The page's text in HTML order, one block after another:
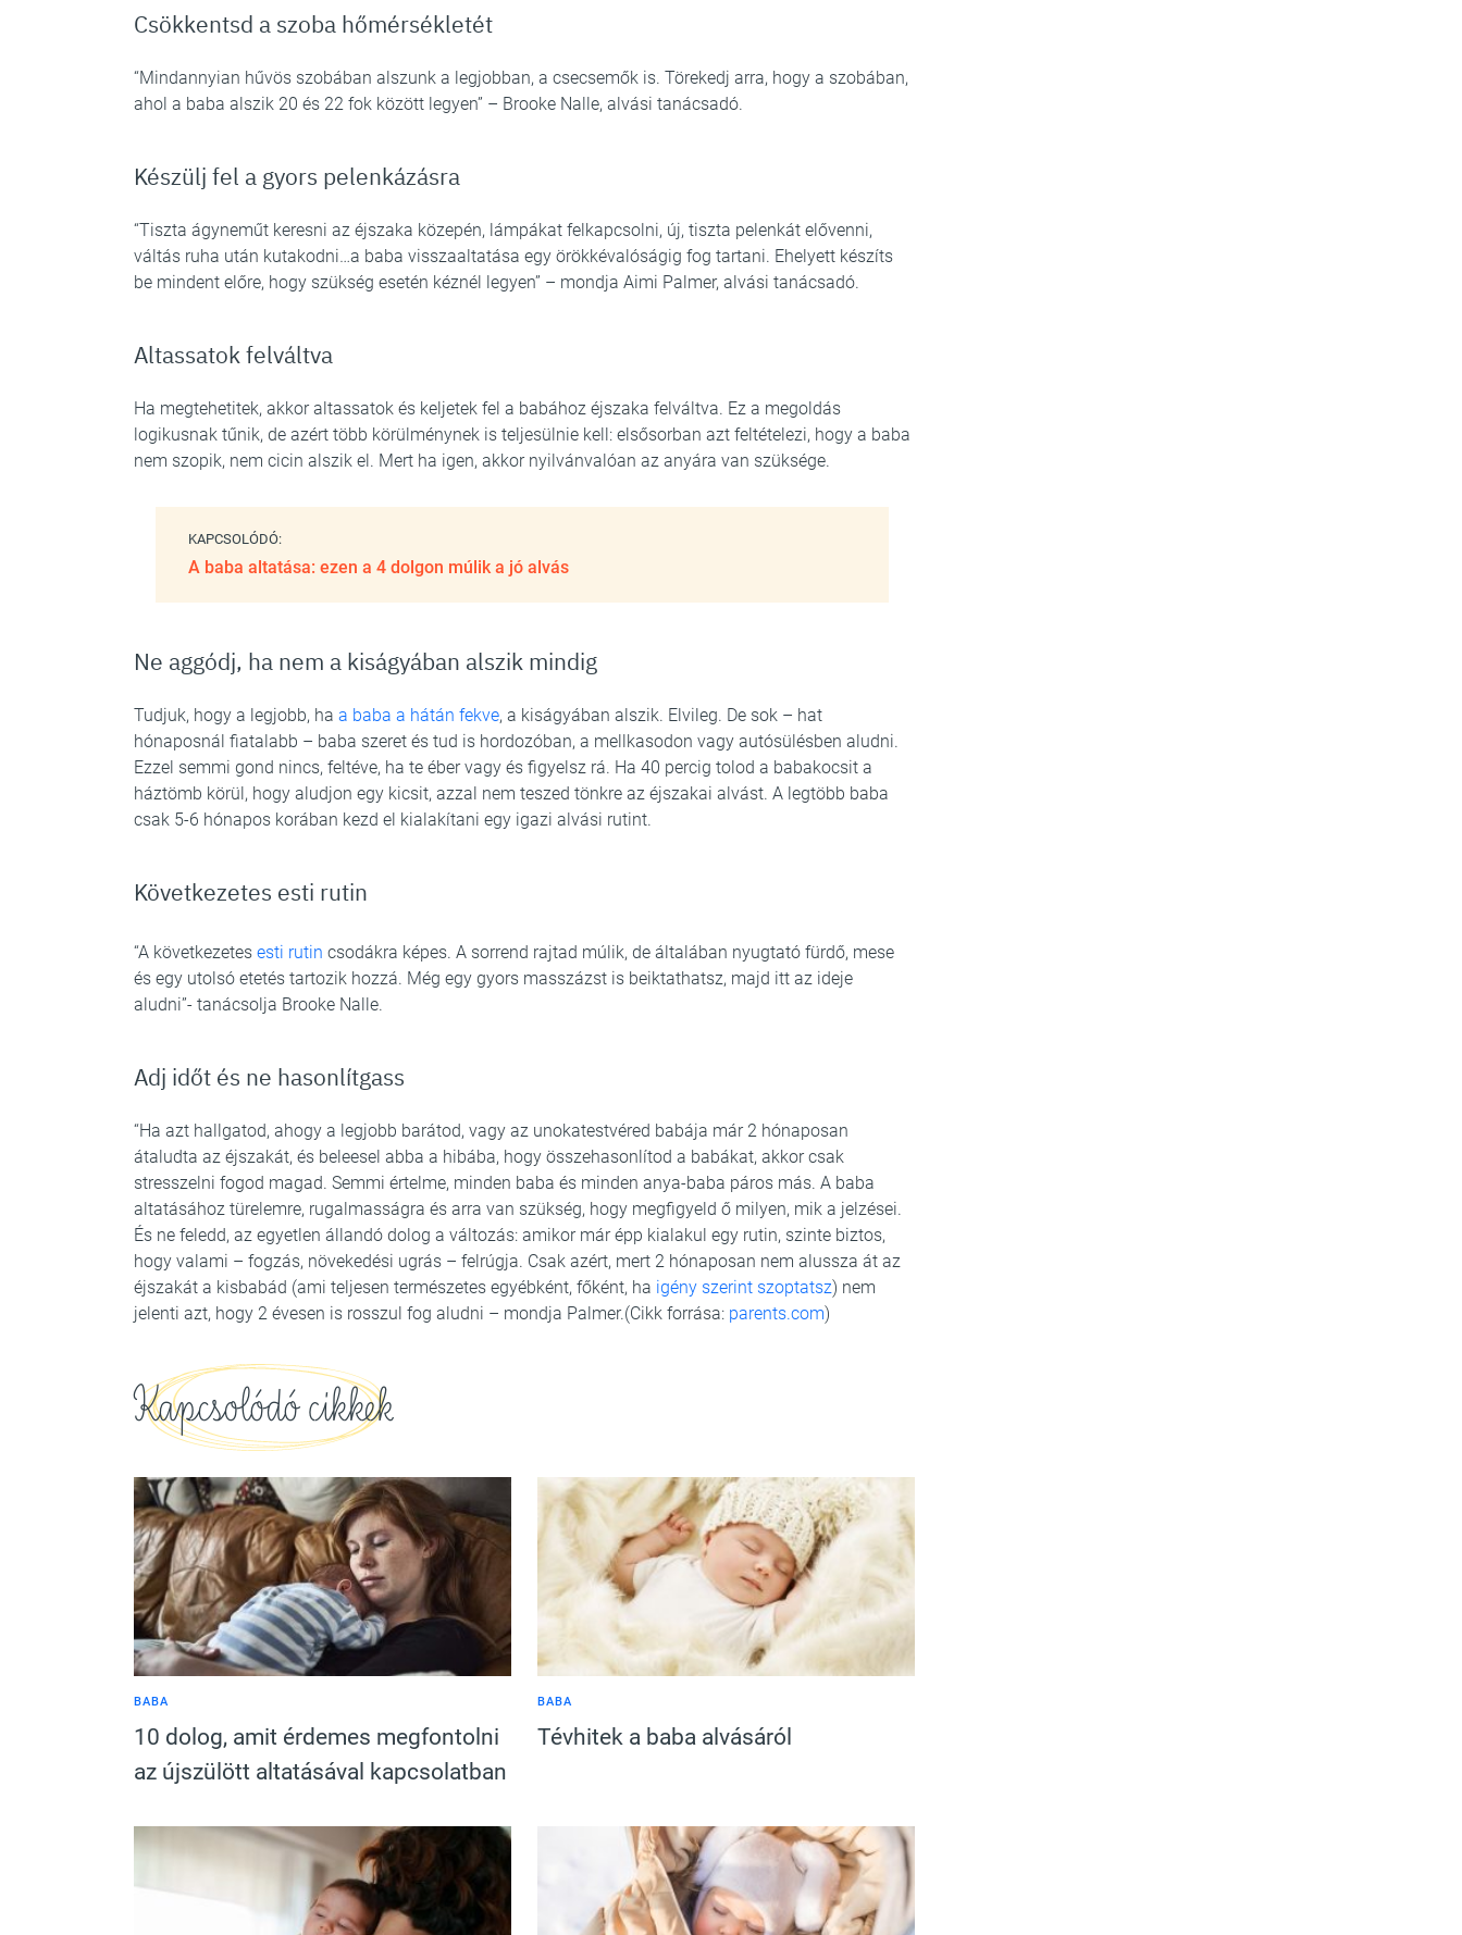
Csökkentsd a szoba hőmérsékletét
“Mindannyian hűvös szobában alszunk a legjobban, a csecsemők is. Törekedj arra, hogy a szobában,
ahol a baba alszik 20 és 22 fok között legyen” – Brooke Nalle, alvási tanácsadó.
Készülj fel a gyors pelenkázásra
“Tiszta ágyneműt keresni az éjszaka közepén, lámpákat felkapcsolni, új, tiszta pelenkát elővenni,
váltás ruha után kutakodni…a baba visszaaltatása egy örökkévalóságig fog tartani. Ehelyett készíts
be mindent előre, hogy szükség esetén kéznél legyen” – mondja Aimi Palmer, alvási tanácsadó.
Altassatok felváltva
Ha megtehetitek, akkor altassatok és keljetek fel a babához éjszaka felváltva. Ez a megoldás
logikusnak tűnik, de azért több körülménynek is teljesülnie kell: elsősorban azt feltételezi, hogy a baba
nem szopik, nem cicin alszik el. Mert ha igen, akkor nyilvánvalóan az anyára van szüksége.
KAPCSOLÓDÓ:
A baba altatása: ezen a 4 dolgon múlik a jó alvás
Ne aggódj, ha nem a kiságyában alszik mindig
Tudjuk, hogy a legjobb, ha a baba a hátán fekve, a kiságyában alszik. Elvileg. De sok – hat
hónaposnál fiatalabb – baba szeret és tud is hordozóban, a mellkasodon vagy autósülésben aludni.
Ezzel semmi gond nincs, feltéve, ha te éber vagy és figyelsz rá. Ha 40 percig tolod a babakocsit a
háztömb körül, hogy aludjon egy kicsit, azzal nem teszed tönkre az éjszakai alvást. A legtöbb baba
csak 5-6 hónapos korában kezd el kialakítani egy igazi alvási rutint.
Következetes esti rutin
“A következetes esti rutin csodákra képes. A sorrend rajtad múlik, de általában nyugtató fürdő, mese
és egy utolsó etetés tartozik hozzá. Még egy gyors masszázst is beiktathatsz, majd itt az ideje
aludni”- tanácsolja Brooke Nalle.
Adj időt és ne hasonlítgass
“Ha azt hallgatod, ahogy a legjobb barátod, vagy az unokatestvéred babája már 2 hónaposan
átaludta az éjszakát, és beleesel abba a hibába, hogy összehasonlítod a babákat, akkor csak
stresszelni fogod magad. Semmi értelme, minden baba és minden anya-baba páros más. A baba
altatásához türelemre, rugalmasságra és arra van szükség, hogy megfigyeld ő milyen, mik a jelzései.
És ne feledd, az egyetlen állandó dolog a változás: amikor már épp kialakul egy rutin, szinte biztos,
hogy valami – fogzás, növekedési ugrás – felrúgja. Csak azért, mert 2 hónaposan nem alussza át az
éjszakát a kisbabád (ami teljesen természetes egyébként, főként, ha igény szerint szoptatsz) nem
jelenti azt, hogy 2 évesen is rosszul fog aludni – mondja Palmer.(Cikk forrása: parents.com)
Kapcsolódó cikkek
BABA
10 dolog, amit érdemes megfontolni
az újszülött altatásával kapcsolatban
BABA
Tévhitek a baba alvásáról